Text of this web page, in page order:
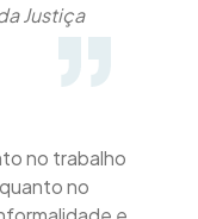
Justiça
no trabalho
no